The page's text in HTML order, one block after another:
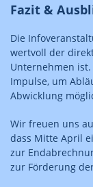
Fazit &
Die
wertvoll der
Unternehmen
Impulse, um
Abwicklung
Wir freuen uns
dass Mitte April
zur
zur Förderung